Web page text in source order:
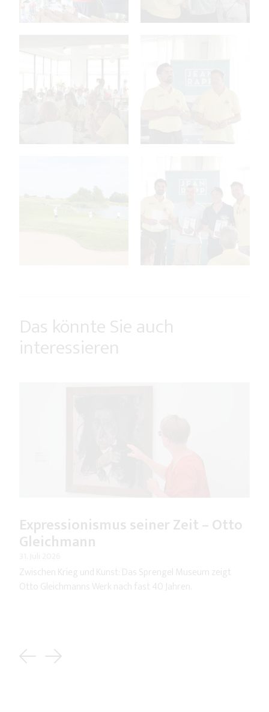
Das könnte Sie auch
interessieren
Expressionismus seiner Zeit – Otto
Gleichmann
Zwischen Krieg und Kunst: Das Sprengel Museum zeigt
Otto Gleichmanns Werk nach fast 40 Jahren.
Previous